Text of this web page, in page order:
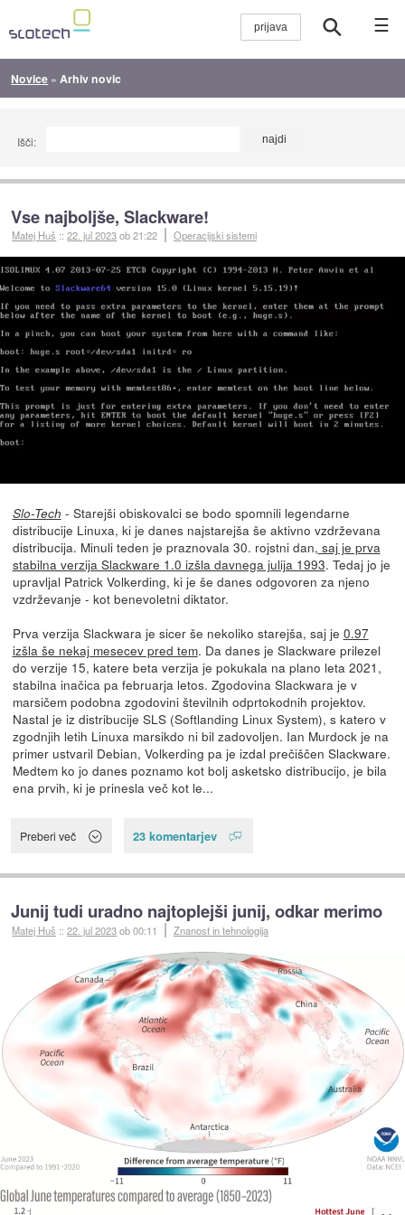
☰
Novice » Arhiv novic
Išči:
Vse najboljše, Slackware!
Matej Huš ::22. jul 2023ob 21:22 Operacijski sistemi
Slo-Tech - Starejši obiskovalci se bodo spomnili legendarne
distribucije Linuxa, ki je danes najstarejša še aktivno vzdrževana
distribucija. Minuli teden je praznovala 30. rojstni dan, saj je prva
stabilna verzija Slackware 1.0 izšla davnega julija 1993. Tedaj jo je
upravljal Patrick Volkerding, ki je še danes odgovoren za njeno
vzdrževanje - kot benevoletni diktator.
Prva verzija Slackwara je sicer še nekoliko starejša, saj je 0.97
izšla še nekaj mesecev pred tem. Da danes je Slackware prilezel
do verzije 15, katere beta verzija je pokukala na plano leta 2021,
stabilna inačica pa februarja letos. Zgodovina Slackwara je v
marsičem podobna zgodovini številnih odprtokodnih projektov.
Nastal je iz distribucije SLS (Softlanding Linux System), s katero v
zgodnjih letih Linuxa marsikdo ni bil zadovoljen. Ian Murdock je na
primer ustvaril Debian, Volkerding pa je izdal prečiščen Slackware.
Medtem ko jo danes poznamo kot bolj asketsko distribucijo, je bila
ena prvih, ki je prinesla več kot le...
Preberi več 23 komentarjev
Junij tudi uradno najtoplejši junij, odkar merimo
Matej Huš ::22. jul 2023ob 00:11 Znanost in tehnologija